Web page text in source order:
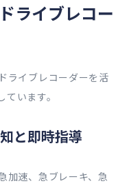
ライブレコー
ライブレコーダーを活
います。
と即時指導
加速、急ブレーキ、急